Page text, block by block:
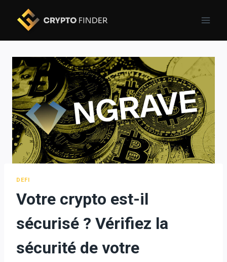
content
DEFI
Votre crypto est-il
sécurisé ? Vérifiez la
sécurité de votre